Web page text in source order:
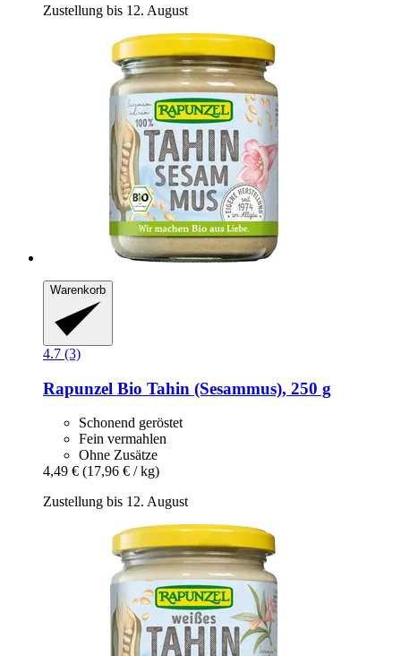
Zustellung bis 12. August
Warenkorb
4.7 (3)
Rapunzel Bio Tahin (Sesammus), 250 g
Schonend geröstet
Fein vermahlen
Ohne Zusätze
4,49 € (17,96 € / kg)
Zustellung bis 12. August